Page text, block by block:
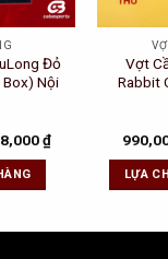
Đỏ
Nội
₫.
₫Current
1,888,000 ₫.
Vợt
Rabbit
LỰA